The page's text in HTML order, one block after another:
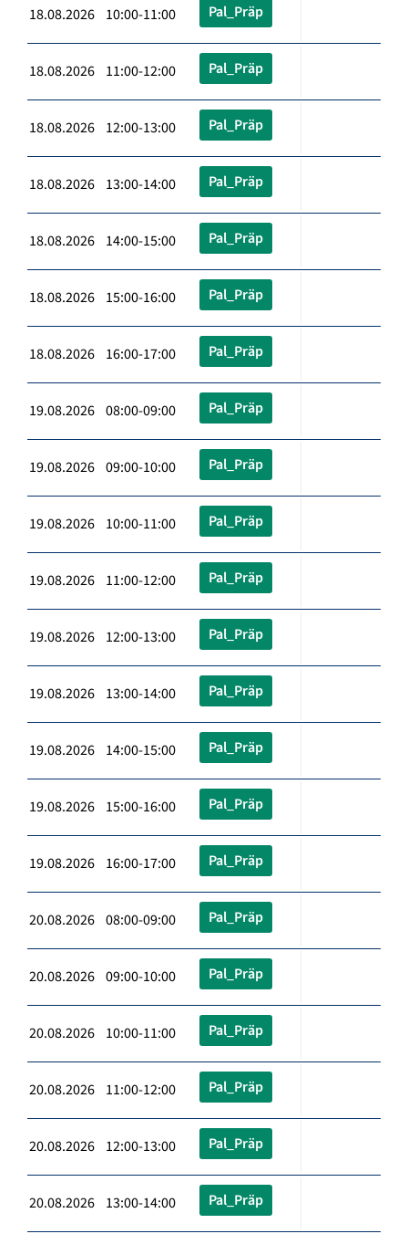
18.08.2026 10:00-11:00 Pal_Präp
18.08.2026 11:00-12:00 Pal_Präp
18.08.2026 12:00-13:00 Pal_Präp
18.08.2026 13:00-14:00 Pal_Präp
18.08.2026 14:00-15:00 Pal_Präp
18.08.2026 15:00-16:00 Pal_Präp
18.08.2026 16:00-17:00 Pal_Präp
19.08.2026 08:00-09:00 Pal_Präp
19.08.2026 09:00-10:00 Pal_Präp
19.08.2026 10:00-11:00 Pal_Präp
19.08.2026 11:00-12:00 Pal_Präp
19.08.2026 12:00-13:00 Pal_Präp
19.08.2026 13:00-14:00 Pal_Präp
19.08.2026 14:00-15:00 Pal_Präp
19.08.2026 15:00-16:00 Pal_Präp
19.08.2026 16:00-17:00 Pal_Präp
20.08.2026 08:00-09:00 Pal_Präp
20.08.2026 09:00-10:00 Pal_Präp
20.08.2026 10:00-11:00 Pal_Präp
20.08.2026 11:00-12:00 Pal_Präp
20.08.2026 12:00-13:00 Pal_Präp
20.08.2026 13:00-14:00 Pal_Präp